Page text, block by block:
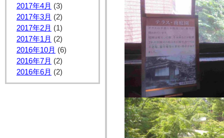
2017年4月 (3)
2017年3月 (2)
2017年2月 (1)
2017年1月 (2)
2016年10月 (6)
2016年7月 (2)
2016年6月 (2)